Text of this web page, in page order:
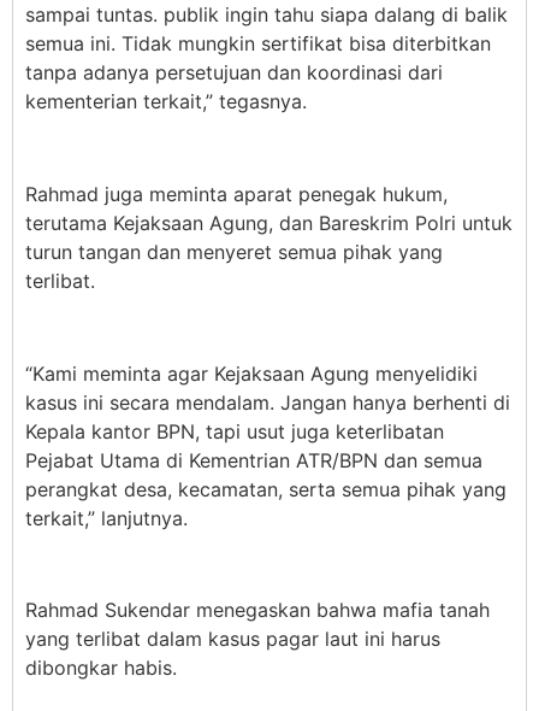
sampai tuntas. publik ingin tahu siapa dalang di balik
semua ini. Tidak mungkin sertifikat bisa diterbitkan
tanpa adanya persetujuan dan koordinasi dari
kementerian terkait,” tegasnya.
Rahmad juga meminta aparat penegak hukum,
terutama Kejaksaan Agung, dan Bareskrim Polri untuk
turun tangan dan menyeret semua pihak yang
terlibat.
“Kami meminta agar Kejaksaan Agung menyelidiki
kasus ini secara mendalam. Jangan hanya berhenti di
Kepala kantor BPN, tapi usut juga keterlibatan
Pejabat Utama di Kementrian ATR/BPN dan semua
perangkat desa, kecamatan, serta semua pihak yang
terkait,” lanjutnya.
Rahmad Sukendar menegaskan bahwa mafia tanah
yang terlibat dalam kasus pagar laut ini harus
dibongkar habis.